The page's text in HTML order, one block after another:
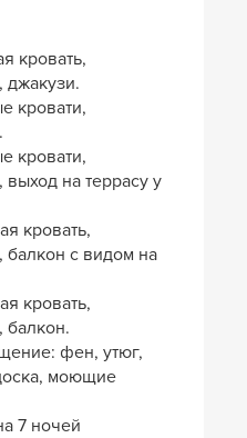
кровать,
джакузи.
кровати,
кровати,
на террасу у
кровать,
балкон с видом на
кровать,
балкон.
фен, утюг,
моющие
7 ночей